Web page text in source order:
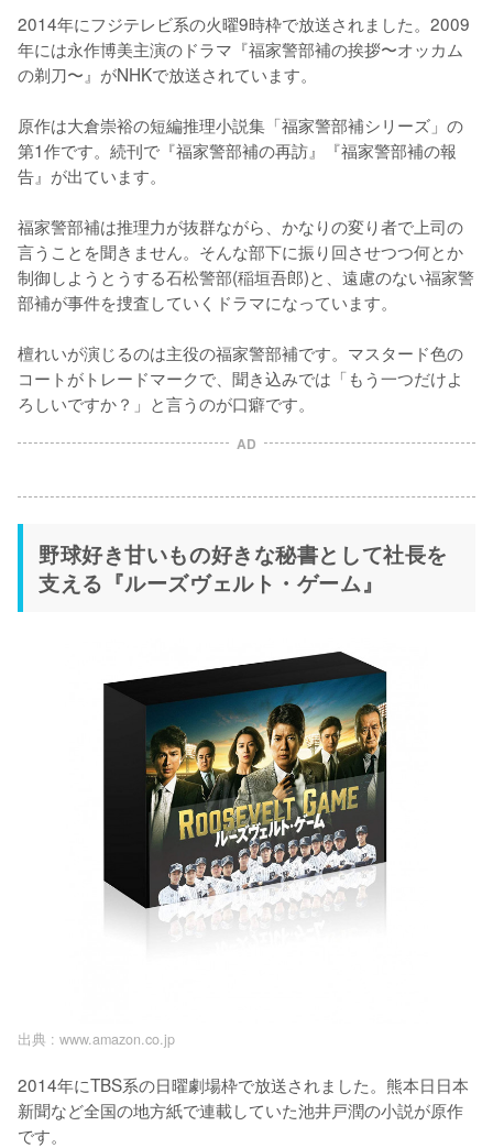
2014年にフジテレビ系の火曜9時枠で放送されました。2009
年には永作博美主演のドラマ『福家警部補の挨拶〜オッカム
の剃刀〜』がNHKで放送されています。
原作は大倉崇裕の短編推理小説集「福家警部補シリーズ」の
第1作です。続刊で『福家警部補の再訪』『福家警部補の報
告』が出ています。
福家警部補は推理力が抜群ながら、かなりの変り者で上司の
言うことを聞きません。そんな部下に振り回させつつ何とか
制御しようとうする石松警部(稲垣吾郎)と、遠慮のない福家警
部補が事件を捜査していくドラマになっています。
檀れいが演じるのは主役の福家警部補です。マスタード色の
コートがトレードマークで、聞き込みでは「もう一つだけよ
ろしいですか？」と言うのが口癖です。
AD
野球好き甘いもの好きな秘書として社長を
支える『ルーズヴェルト・ゲーム』
出典 : www.amazon.co.jp
2014年にTBS系の日曜劇場枠で放送されました。熊本日日本
新聞など全国の地方紙で連載していた池井戸潤の小説が原作
です。